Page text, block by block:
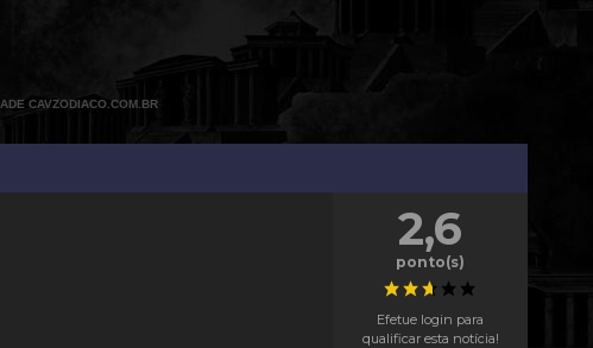
CAVZODIACO.COM.BR
2,6
ponto(s)
Efetue login para
qualificar esta notícia!